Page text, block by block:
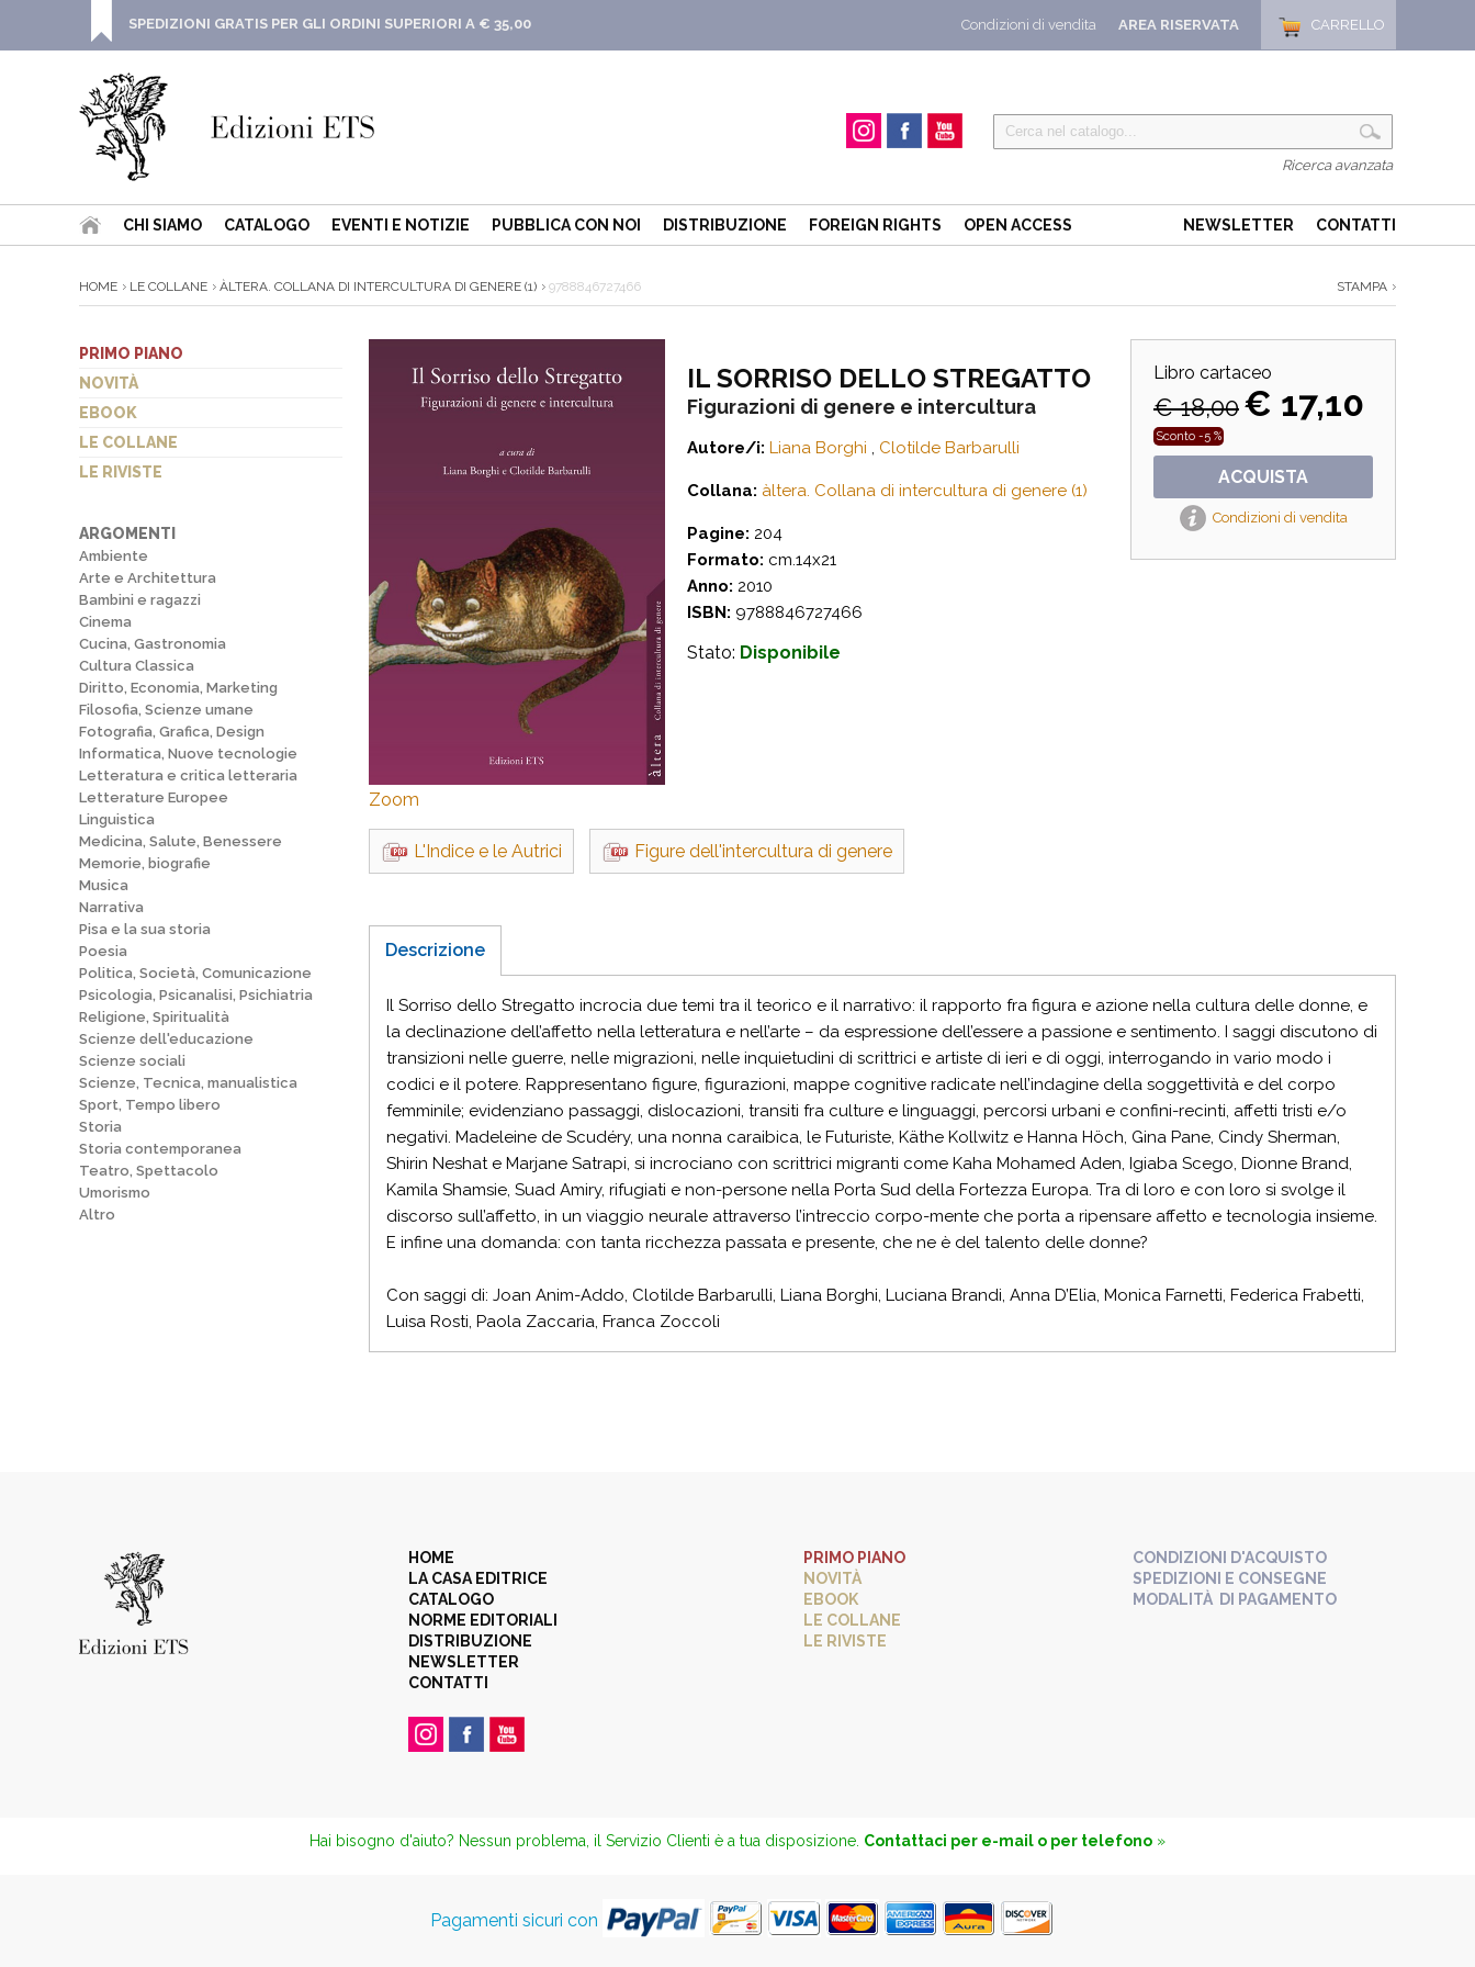
CARRELLO
AREA RISERVATA
Condizioni di vendita
SPEDIZIONI GRATIS PER GLI ORDINI SUPERIORI A € 35,00
Ricerca avanzata
CHI SIAMO CATALOGO EVENTI E NOTIZIE PUBBLICA CON NOI DISTRIBUZIONE FOREIGN RIGHTS OPEN ACCESS NEWSLETTER CONTATTI
HOME LE COLLANE ÀLTERA. COLLANA DI INTERCULTURA DI GENERE (1) 9788846727466 STAMPA
PRIMO PIANO
NOVITÀ
EBOOK
LE COLLANE
LE RIVISTE
ARGOMENTI
Ambiente
Arte e Architettura
Bambini e ragazzi
Cinema
Cucina, Gastronomia
Cultura Classica
Diritto, Economia, Marketing
Filosofia, Scienze umane
Fotografia, Grafica, Design
Informatica, Nuove tecnologie
Letteratura e critica letteraria
Letterature Europee
Linguistica
Medicina, Salute, Benessere
Memorie, biografie
Musica
Narrativa
Pisa e la sua storia
Poesia
Politica, Società, Comunicazione
Psicologia, Psicanalisi, Psichiatria
Religione, Spiritualità
Scienze dell'educazione
Scienze sociali
Scienze, Tecnica, manualistica
Sport, Tempo libero
Storia
Storia contemporanea
Teatro, Spettacolo
Umorismo
Altro
Libro cartaceo
€ 18,00€ 17,10
Sconto -5 %
ACQUISTA
Condizioni di vendita
Zoom
IL SORRISO DELLO STREGATTO
Figurazioni di genere e intercultura
Autore/i: Liana Borghi , Clotilde Barbarulli
Collana: àltera. Collana di intercultura di genere (1)
Pagine: 204
Formato: cm.14x21
Anno: 2010
ISBN: 9788846727466
Stato: Disponibile
L'Indice e le Autrici Figure dell'intercultura di genere
Descrizione
Il Sorriso dello Stregatto incrocia due temi tra il teorico e il narrativo: il rapporto fra figura e azione nella cultura delle donne, e
la declinazione dell’affetto nella letteratura e nell’arte – da espressione dell’essere a passione e sentimento. I saggi discutono di
transizioni nelle guerre, nelle migrazioni, nelle inquietudini di scrittrici e artiste di ieri e di oggi, interrogando in vario modo i
codici e il potere. Rappresentano figure, figurazioni, mappe cognitive radicate nell’indagine della soggettività e del corpo
femminile; evidenziano passaggi, dislocazioni, transiti fra culture e linguaggi, percorsi urbani e confini-recinti, affetti tristi e/o
negativi. Madeleine de Scudéry, una nonna caraibica, le Futuriste, Käthe Kollwitz e Hanna Höch, Gina Pane, Cindy Sherman,
Shirin Neshat e Marjane Satrapi, si incrociano con scrittrici migranti come Kaha Mohamed Aden, Igiaba Scego, Dionne Brand,
Kamila Shamsie, Suad Amiry, rifugiati e non-persone nella Porta Sud della Fortezza Europa. Tra di loro e con loro si svolge il
discorso sull’affetto, in un viaggio neurale attraverso l’intreccio corpo-mente che porta a ripensare affetto e tecnologia insieme.
E infine una domanda: con tanta ricchezza passata e presente, che ne è del talento delle donne?
Con saggi di: Joan Anim-Addo, Clotilde Barbarulli, Liana Borghi, Luciana Brandi, Anna D’Elia, Monica Farnetti, Federica Frabetti,
Luisa Rosti, Paola Zaccaria, Franca Zoccoli
HOME
LA CASA EDITRICE
CATALOGO
NORME EDITORIALI
DISTRIBUZIONE
NEWSLETTER
CONTATTI
PRIMO PIANO
NOVITÀ
EBOOK
LE COLLANE
LE RIVISTE
CONDIZIONI D'ACQUISTO
SPEDIZIONI E CONSEGNE
MODALITÀ DI PAGAMENTO
Hai bisogno d'aiuto? Nessun problema, il Servizio Clienti è a tua disposizione. Contattaci per e-mail o per telefono »
Pagamenti sicuri con